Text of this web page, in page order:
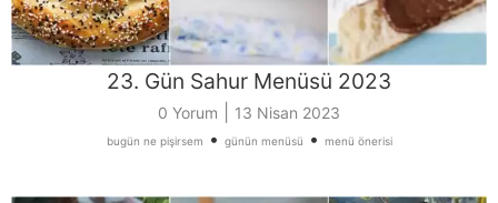
23. Gün Sahur Menüsü 2023
0 Yorum 13 Nisan 2023
bugün ne pişirsem • günün menüsü • menü önerisi